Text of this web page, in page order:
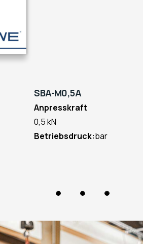
SBA-M0,5A
Anpresskraft
0,5 kN
Betriebsdruck:bar